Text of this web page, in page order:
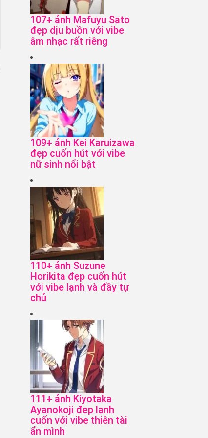
107+ ảnh Mafuyu Sato
đẹp dịu buồn với vibe
âm nhạc rất riêng
109+ ảnh Kei Karuizawa
đẹp cuốn hút với vibe
nữ sinh nổi bật
110+ ảnh Suzune
Horikita đẹp cuốn hút
với vibe lạnh và đầy tự
chủ
111+ ảnh Kiyotaka
Ayanokoji đẹp lạnh
cuốn với vibe thiên tài
ẩn mình